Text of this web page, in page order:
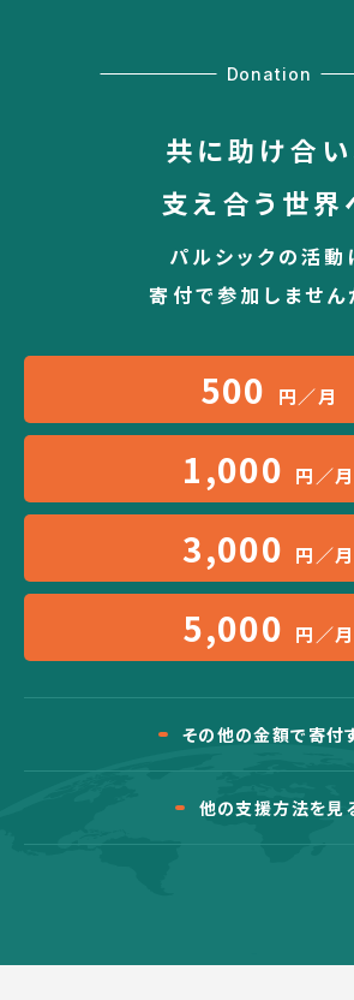
Donation
共に助け合い
支え合う世界
パルシックの活動
寄付で参加しません
500 円／月
1,000 円／月
3,000 円／月
5,000 円／月
その他の金額で寄付
他の支援方法を見